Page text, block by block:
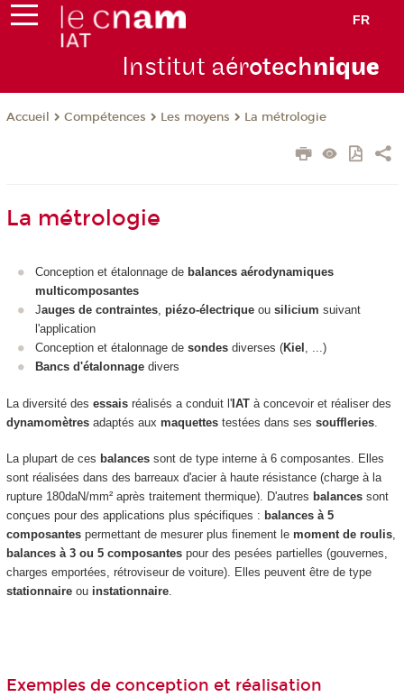
FR
Institut aérotechnique
Accueil Compétences Les moyens La métrologie
La métrologie
Conception et étalonnage de balances aérodynamiques
multicomposantes
Jauges de contraintes, piézo-électrique ou silicium suivant
l'application
Conception et étalonnage de sondes diverses (Kiel , ...)
Bancs d'étalonnage divers
La diversité des essaisréalisés a conduit l'IAT à concevoir et réaliser des
dynamomètresadaptés aux maquettestestées dans ses souffleries.
La plupart de ces balancessont de type interne à 6 composantes. Elles
sont réalisées dans des barreaux d'acier à haute résistance (charge à la
rupture 180daN/mm² après traitement thermique). D'autres balances sont
conçues pour des applications plus spécifiques : balances à 5
composantespermettant de mesurer plus finement le moment de roulis,
balances à 3 ou 5 composantespour des pesées partielles (gouvernes,
charges emportées, rétroviseur de voiture). Elles peuvent être de type
stationnaireou instationnaire.
Exemples de conception et réalisation